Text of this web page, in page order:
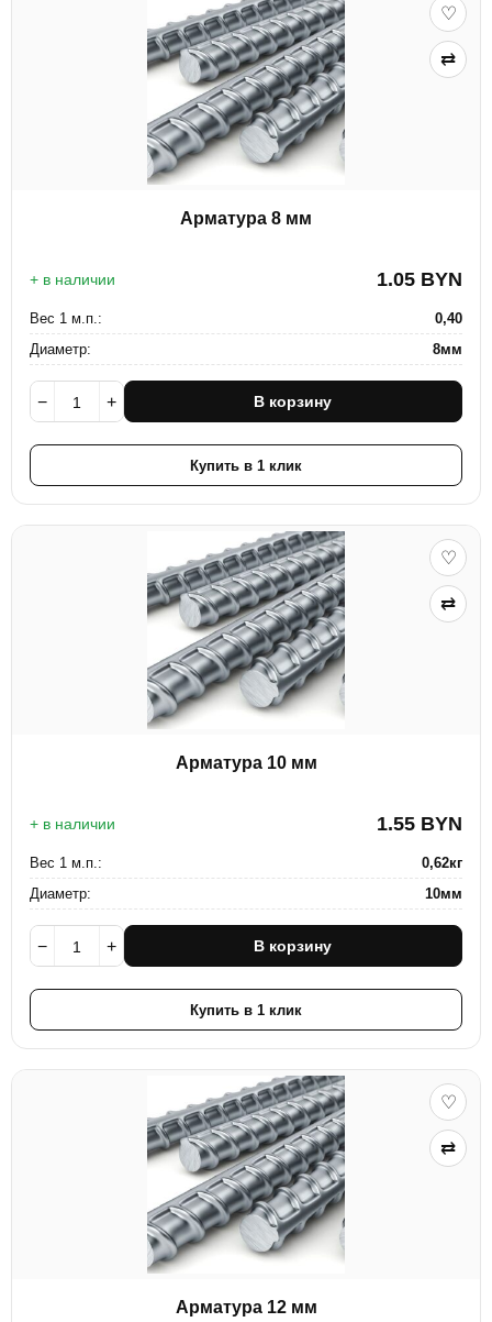
♡
⇄
Арматура 8 мм
+ в наличии 1.05 BYN
Вес 1 м.п.:
0,40
Диаметр:
8мм
− + В корзину
Купить в 1 клик
♡
⇄
Арматура 10 мм
+ в наличии 1.55 BYN
Вес 1 м.п.:
0,62кг
Диаметр:
10мм
− + В корзину
Купить в 1 клик
♡
⇄
Арматура 12 мм